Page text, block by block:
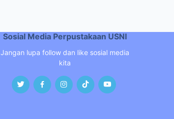
Sosial Media Perpustakaan USNI
Jangan lupa follow dan like sosial media
kita